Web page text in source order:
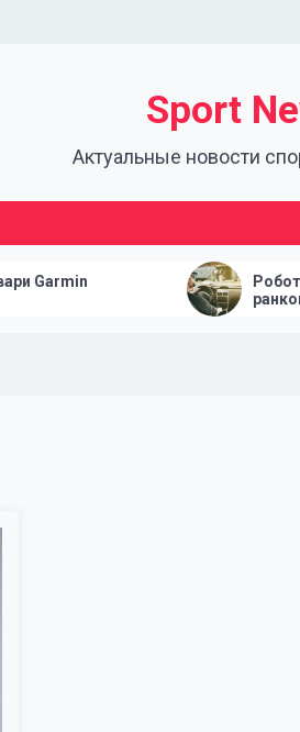
Sport
Актуальные новости
Робота в таксі у
ранковим вокзалом
поверненнями